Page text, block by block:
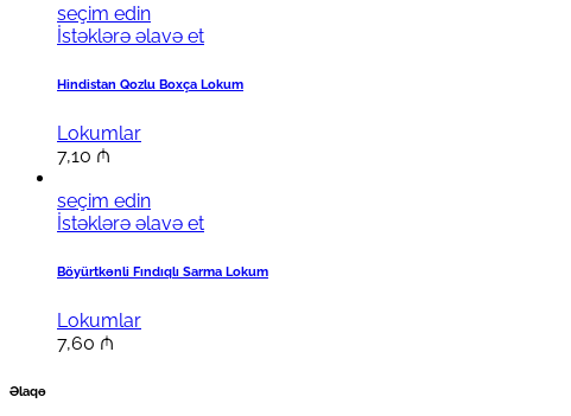
seçim edin
İstəklərə əlavə et
Hindistan Qozlu Boxça Lokum
Lokumlar
7,10 ₼
seçim edin
İstəklərə əlavə et
Böyürtkənli Fındıqlı Sarma Lokum
Lokumlar
7,60 ₼
Əlaqə